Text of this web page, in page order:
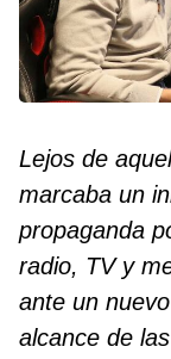
Lejos de
marcaba un
propaganda
radio, TV y
ante un
alcance de